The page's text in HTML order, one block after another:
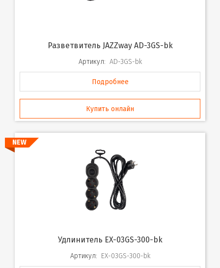
Разветвитель JAZZway AD-3GS-bk
Артикул: AD-3GS-bk
Подробнее
Купить онлайн
NEW
Удлинитель EX-03GS-300-bk
Артикул: EX-03GS-300-bk